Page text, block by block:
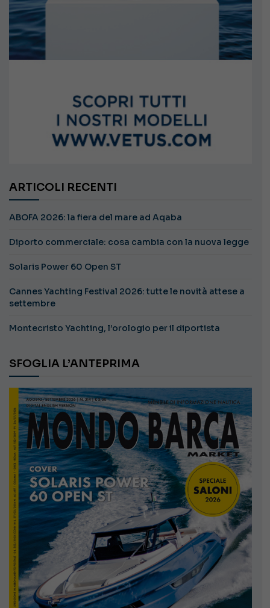
ARTICOLI RECENTI
ABOFA 2026: la fiera del mare ad Aqaba
Diporto commerciale: cosa cambia con la nuova legge
Solaris Power 60 Open ST
Cannes Yachting Festival 2026: tutte le novità attese a
settembre
Montecristo Yachting, l’orologio per il diportista
SFOGLIA L’ANTEPRIMA